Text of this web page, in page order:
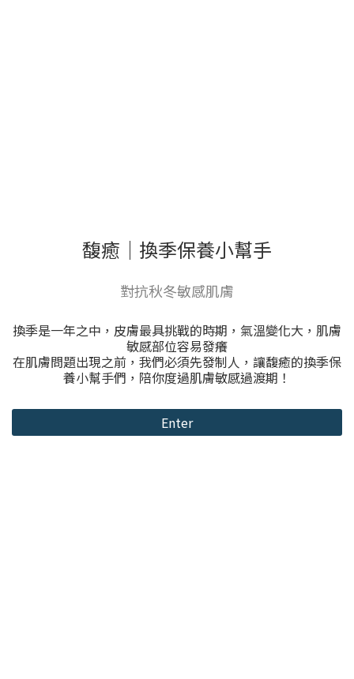
馥癒｜換季保養小幫手
對抗秋冬敏感肌膚
換季是一年之中，皮膚最具挑戰的時期，氣溫變化大，肌膚
敏感部位容易發癢
在肌膚問題出現之前，我們必須先發制人，讓馥癒的換季保
養小幫手們，陪你度過肌膚敏感過渡期！
Enter